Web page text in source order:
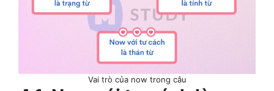
Vai trò của now trong câu